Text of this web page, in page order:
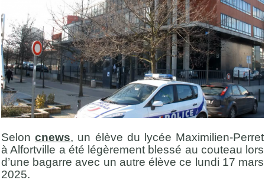
Seloncnews, un élève du lycée Maximilien-Perret
à Alfortville a été légèrement blessé au couteau lors
d’une bagarre avec un autre élève ce lundi 17 mars
2025.